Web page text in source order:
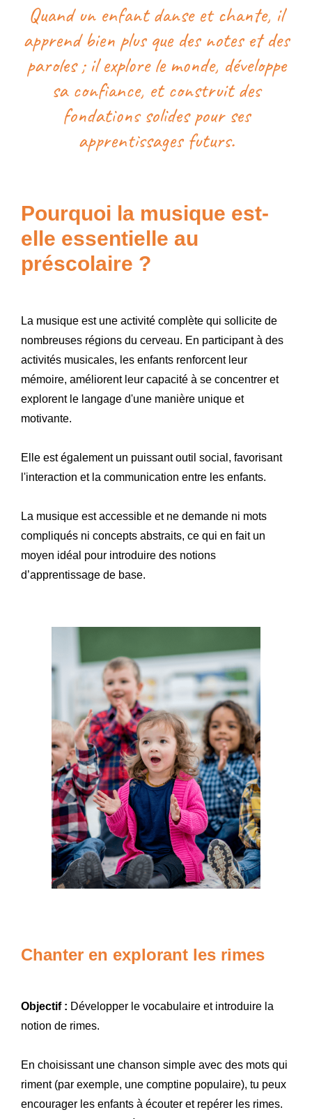
Quand un enfant danse et chante, il
apprend bien plus que des notes et des
paroles ; il explore le monde, développe
sa confiance, et construit des
fondations solides pour ses
apprentissages futurs.
Pourquoi la musique est-
elle essentielle au
préscolaire ?
La musique est une activité complète qui sollicite de
nombreuses régions du cerveau. En participant à des
activités musicales, les enfants renforcent leur
mémoire, améliorent leur capacité à se concentrer et
explorent le langage d'une manière unique et
motivante.
Elle est également un puissant outil social, favorisant
l'interaction et la communication entre les enfants.
La musique est accessible et ne demande ni mots
compliqués ni concepts abstraits, ce qui en fait un
moyen idéal pour introduire des notions
d’apprentissage de base.
Chanter en explorant les rimes
Objectif : Développer le vocabulaire et introduire la
notion de rimes.
En choisissant une chanson simple avec des mots qui
riment (par exemple, une comptine populaire), tu peux
encourager les enfants à écouter et repérer les rimes.